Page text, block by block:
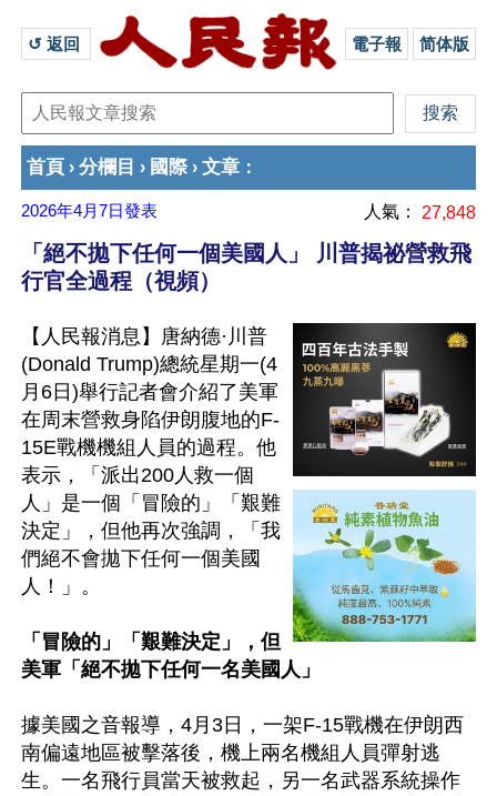
↺ 返回 電子報 简体版
首頁 › 分欄目 › 國際› 文章 ：
2026年4月7日發表 人氣： 27,848
「絕不拋下任何一個美國人」 川普揭祕營救飛
行官全過程（視頻）
【人民報消息】唐納德·川普
(Donald Trump)總統星期一(4
月6日)舉行記者會介紹了美軍
在周末營救身陷伊朗腹地的F-
15E戰機機組人員的過程。他
表示，「派出200人救一個
人」是一個「冒險的」「艱難
決定」，但他再次強調，「我
們絕不會拋下任何一個美國
人！」。
「冒險的」「艱難決定」，但
美軍「絕不拋下任何一名美國人」
據美國之音報導，4月3日，一架F-15戰機在伊朗西
南偏遠地區被擊落後，機上兩名機組人員彈射逃
生。一名飛行員當天被救起，另一名武器系統操作